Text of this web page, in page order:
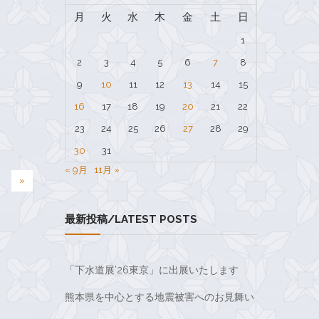
»
月 火 水 木 金 土 日
1
2 3 4 5 6 7 8
9 10 11 12 13 14 15
16 17 18 19 20 21 22
23 24 25 26 27 28 29
30
31
« 9月
11月 »
最新投稿/LATEST POSTS
「下水道展’26東京」に出展いたします
熊本県を中心とする地震被害へのお見舞い